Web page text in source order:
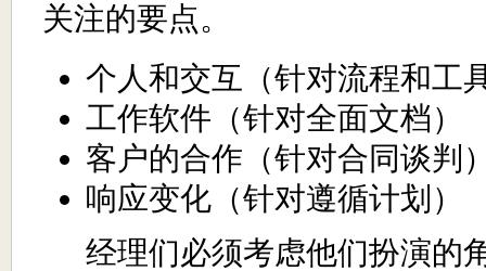
关注的要点。
个人和交互（针对流程和工
工作软件（针对全面文档）
客户的合作（针对合同谈判
响应变化（针对遵循计划）
经理们必须考虑他们扮演的